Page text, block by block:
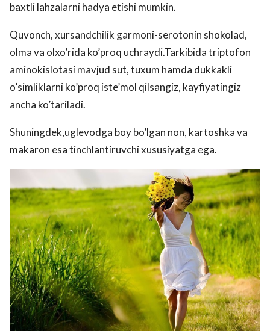
baxtli lahzalarni hadya etishi mumkin.
Quvonch, xursandchilik garmoni-serotonin shokolad,
olma va olxo’rida ko’proq uchraydi.Tarkibida triptofon
aminokislotasi mavjud sut, tuxum hamda dukkakli
o’simliklarni ko’proq iste’mol qilsangiz, kayfiyatingiz
ancha ko’tariladi.
Shuningdek,uglevodga boy bo’lgan non, kartoshka va
makaron esa tinchlantiruvchi xususiyatga ega.